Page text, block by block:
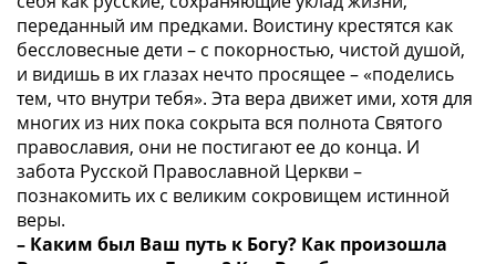
переданный им предками. Воистину крестятся как
бессловесные дети – с покорностью, чистой душой,
и видишь в их глазах нечто просящее – «поделись
тем, что внутри тебя». Эта вера движет ими, хотя для
многих из них пока сокрыта вся полнота Святого
православия, они не постигают ее до конца. И
забота Русской Православной Церкви –
познакомить их с великим сокровищем истинной
веры.
– Каким был Ваш путь к Богу? Как произошла